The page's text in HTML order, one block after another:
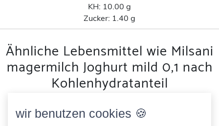
KH: 10.00 g
Zucker: 1.40 g
Ähnliche Lebensmittel wie Milsani
magermilch Joghurt mild 0,1 nach
Kohlenhydratanteil
HänchenCurry 08062026
59.75 Kcal
wir benutzen cookies 🍪